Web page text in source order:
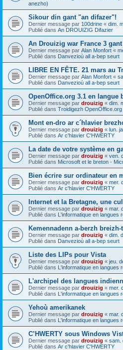
anezho)
Sikour din gant "an difazer"!
Dernier message par 100drine « dim.
Publié dans An DROUIZIG Difazier
An Drouizig war France 3
Dernier message par Alan Monfort «
Publié dans Danvezioù all a-bep seurt
LIBRE EN FÊTE. 21 mars au
Dernier message par Alan Monfort «
Publié dans Danvezioù all a-bep seurt
OpenOffice.org 3.1 en langue
Dernier message par drouizig « dim.
Publié dans Troidigezh
Mont en-dro ar c´hlavier
Dernier message par drouizig « lun.
Publié dans Ar c'hlavier C'HWERTY
La date de votre système en
Dernier message par drouizig « ven.
Publié dans Microsoft et le breton -
Bien écrire sur ordinateur en
Dernier message par drouizig « mer.
Publié dans Ar c'hlavier C'HWERTY
Internet et la Bretagne, une
Dernier message par drouizig « mar.
Publié dans L'informatique en langues
Kemennadenn a-berzh breizh-
Dernier message par drouizig « dim.
Publié dans Danvezioù all a-bep seurt
Liste des LIPs pour Vista
Dernier message par drouizig « jeu.
Publié dans L'informatique en langues
L'archipel des langues
Dernier message par drouizig « mer.
Publié dans L'informatique en langues
Yehoù amerikanek
Dernier message par drouizig « mar.
Publié dans L'informatique en langues
C’HWERTY sous Windows
Dernier message par drouizig « sam.
Publié dans Ar c'hlavier C'HWERTY